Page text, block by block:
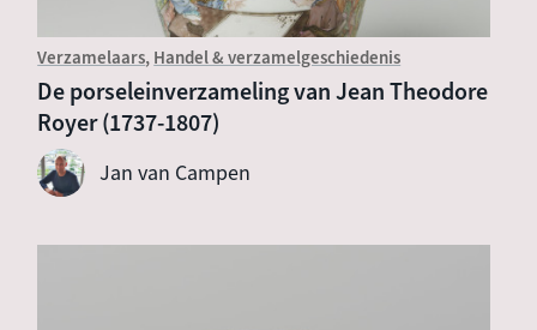
Verzamelaars Handel & verzamelgeschiedenis
De porseleinverzameling van Jean Theodore
Royer (1737-1807)
Jan van Campen